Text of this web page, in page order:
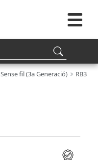
Sense fil (3a Generació)
RB3